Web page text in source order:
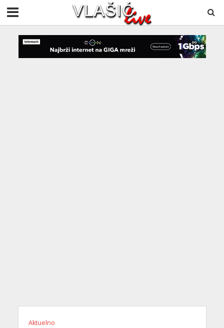
Aktuelno